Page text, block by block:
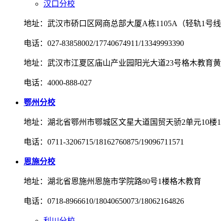
汉口分校
地址：武汉市硚口区网商总部大厦A栋1105A（轻轨1号线
电话：027-83858002/17740674911/13349993390
地址：武汉市江夏区庙山产业园阳光大道23号格木教育
电话：4000-888-027
鄂州分校
地址：湖北省鄂州市鄂城区文星大道国贸天骄2单元10楼
电话：0711-3206715/18162760875/19096711571
恩施分校
地址：湖北省恩施州恩施市学院路80号1楼格木教育
电话：0718-8966610/18040650073/18062164826